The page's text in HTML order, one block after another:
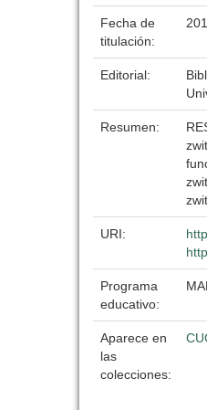
Fecha de
titulación:
Editorial:
Resumen:
URI:
Programa
educativo:
Aparece en
las
colecciones: